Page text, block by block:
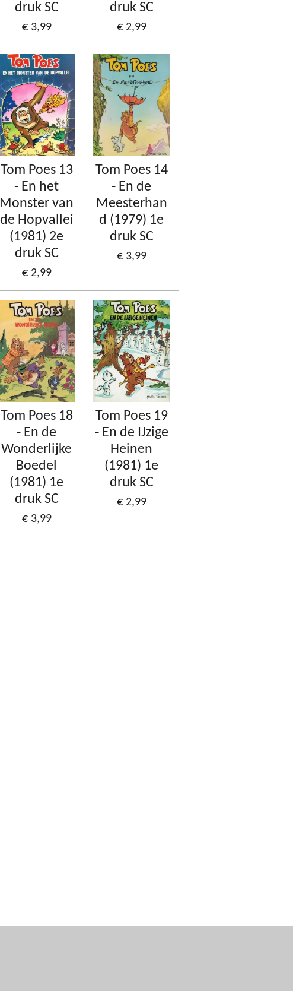
druk SC
€ 3,99
druk SC
€ 2,99
Tom Poes 13
- En het
Monster van
de Hopvallei
(1981) 2e
druk SC
€ 2,99
Tom Poes 14
- En de
Meesterhan
d (1979) 1e
druk SC
€ 3,99
Tom Poes 18
- En de
Wonderlijke
Boedel
(1981) 1e
druk SC
€ 3,99
Tom Poes 19
- En de IJzige
Heinen
(1981) 1e
druk SC
€ 2,99